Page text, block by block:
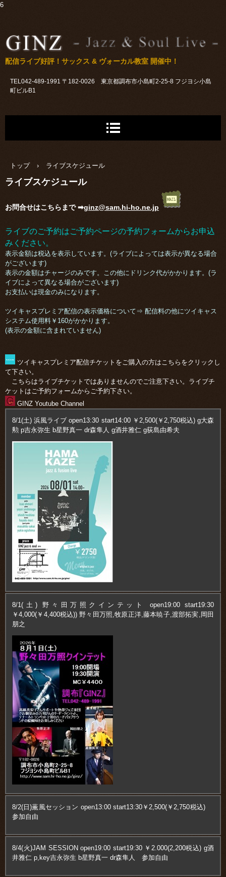
6
配信ライブ好評！サックス & ヴォーカル教室 開催中！
TEL042-489-1991 〒182-0026 東京都調布市小島町2-25-8 フジヨシ小島
町ビルB1
トップ › ライブスケジュール
ライブスケジュール
お問合せはこちらまで ➡ginz@sam.hi-ho.ne.jp
ライブのご予約はご予約ページの予約フォームからお申込
みください。
表示金額は税込を表示しています。(ライブによっては表示が異なる場合
がございます)
表示の金額はチャージのみです。この他にドリンク代がかかります。(ラ
イブによって異なる場合がございます)
お支払いは現金のみになります。
ツイキャスプレミア配信の表示価格について⇒ 配信料の他にツイキャス
システム使用料￥160がかかります。
(表示の金額に含まれていません)
ツイキャスプレミア配信チケットをご購入の方はこちらをクリックし
て下さい。
こちらはライブチケットではありませんのでご注意下さい。ライブチ
ケットはご予約フォームからご予約下さい。
GINZ Youtube Channel
8/1(土) 浜風ライブ open13:30 start14:00 ￥2,500(￥2,750税込) g大森
勲 p吉永弥生 b星野真一 dr森隼人 g酒井雅仁 g荻島由希夫
8/1(土) 野々田万照クインテット open19:00 start19:30
￥4,000(￥4,400税込)) 野々田万照,牧原正洋,藤本暁子,渡部拓実,岡田
朋之
8/2(日)薫風セッション open13:00 start13:30￥2,500(￥2,750税込)
参加自由
8/4(火)JAM SESSION open19:00 start19:30 ￥2.000(2,200税込) g酒
井雅仁 p,key吉永弥生 b星野真一 dr森隼人 参加自由